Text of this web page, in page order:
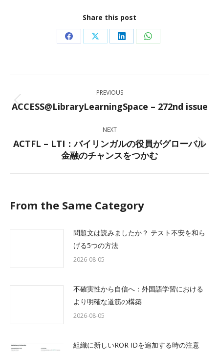
Share this post
Share
Facebook
Share
X
Share
LinkedIn
Share
WhatsApp
navigation
PREVIOUS
Previous
ACCESS@LibraryLearningSpace – 272nd issue
NEXT
Next
post:
ACTFL – LTI：バイリンガルの役員がグローバル
金融のチャンスをつかむ
From the Same Category
問題文は読みましたか？ テスト不安を和ら
げる5つの方法
2026-08-05
不確実性から自信へ：外国語学習における
より明確な道筋の構築
2026-08-05
組織に新しいROR IDを追加する時の注意